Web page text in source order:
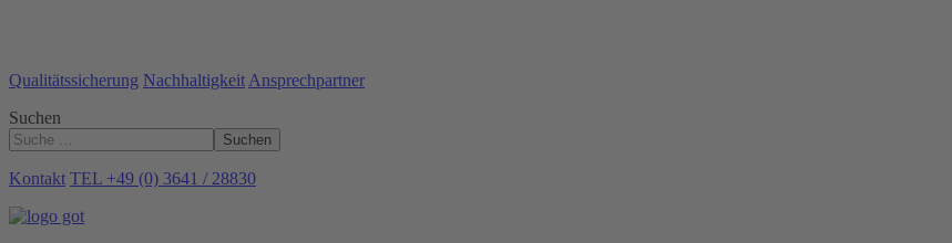
Qualitätssicherung Nachhaltigkeit Ansprechpartner
Suchen
Suchen
Kontakt TEL +49 (0) 3641 / 28830